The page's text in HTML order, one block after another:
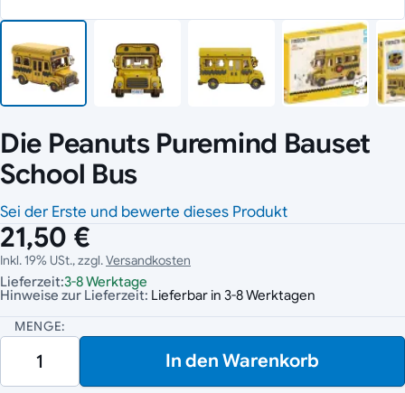
Die Peanuts Puremind Bauset
School Bus
Sei der Erste und bewerte dieses Produkt
21,50 €
Inkl. 19% USt., zzgl.Versandkosten
Lieferzeit:3-8 Werktage
Hinweise zur Lieferzeit: Lieferbar in 3-8 Werktagen
MENGE:
In den Warenkorb